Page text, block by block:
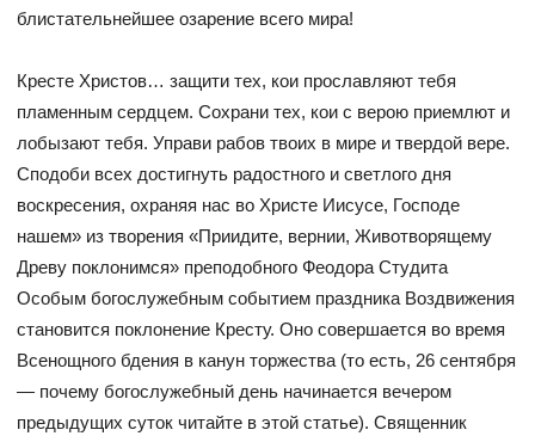
блистательнейшее озарение всего мира!
Кресте Христов… защити тех, кои прославляют тебя
пламенным сердцем. Сохрани тех, кои с верою приемлют и
лобызают тебя. Управи рабов твоих в мире и твердой вере.
Сподоби всех достигнуть радостного и светлого дня
воскресения, охраняя нас во Христе Иисусе, Господе
нашем» из творения «Приидите, вернии, Животворящему
Древу поклонимся» преподобного Феодора Студита
Особым богослужебным событием праздника Воздвижения
становится поклонение Кресту. Оно совершается во время
Всенощного бдения в канун торжества (то есть, 26 сентября
— почему богослужебный день начинается вечером
предыдущих суток читайте в этой статье). Священник